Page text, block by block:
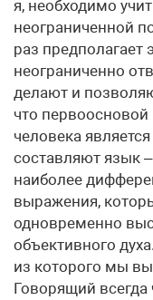
я, необходимо
неограниченной
раз предполагает
неограниченно
делают и
что
человека
составляют язык
наиболее
выражения,
одновременно
объективного
из которого мы
Говорящий всегда